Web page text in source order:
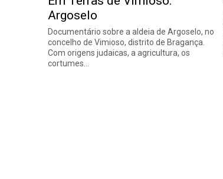
Argoselo
Documentário sobre a aldeia de Argoselo, no
concelho de Vimioso, distrito de Bragança.
Com origens judaicas, a agricultura, os
cortumes…